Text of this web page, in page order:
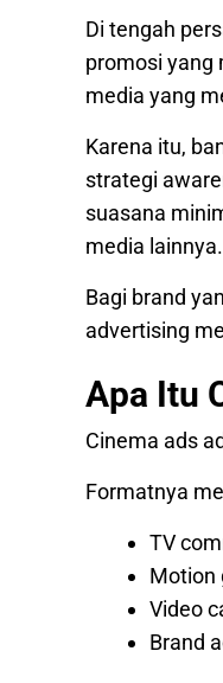
Di tengah
promosi yang
media yang
Karena itu,
strategi
suasana
media lainnya.
Bagi brand
advertising
Apa Itu
Cinema ads
Formatnya
TV
Motion
Video
Brand